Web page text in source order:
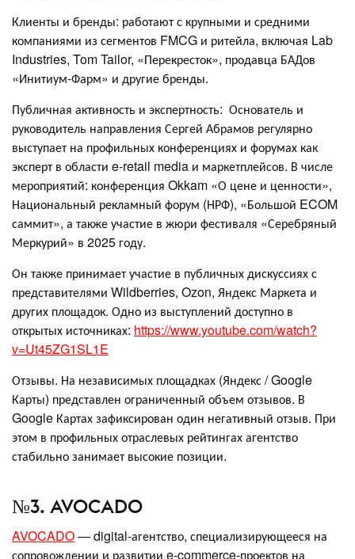
Клиенты и бренды: работают с крупными и средними
компаниями из сегментов FMCG и ритейла, включая Lab
Industries, Tom Tailor, «Перекресток», продавца БАДов
«Инитиум-Фарм» и другие бренды.
Публичная активность и экспертность: Основатель и
руководитель направления Сергей Абрамов регулярно
выступает на профильных конференциях и форумах как
эксперт в области e-retail media и маркетплейсов. В числе
мероприятий: конференция Okkam «О цене и ценности»,
Национальный рекламный форум (НРФ), «Большой ECOM
саммит», а также участие в жюри фестиваля «Серебряный
Меркурий» в 2025 году.
Он также принимает участие в публичных дискуссиях с
представителями Wildberries, Ozon, Яндекс Маркета и
других площадок. Одно из выступлений доступно в
открытых источниках: https://www.youtube.com/watch?
v=Ut45ZG1SL1E
Отзывы. На независимых площадках (Яндекс / Google
Карты) представлен ограниченный объем отзывов. В
Google Картах зафиксирован один негативный отзыв. При
этом в профильных отраслевых рейтингах агентство
стабильно занимает высокие позиции.
№3. AVOCADO
AVOCADO— digital-агентство, специализирующееся на
сопровождении и развитии e-commerce-проектов на